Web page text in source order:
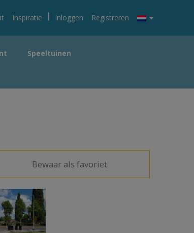
Inspiratie | Inloggen Registreren
Speeltuinen
Bewaar als favoriet